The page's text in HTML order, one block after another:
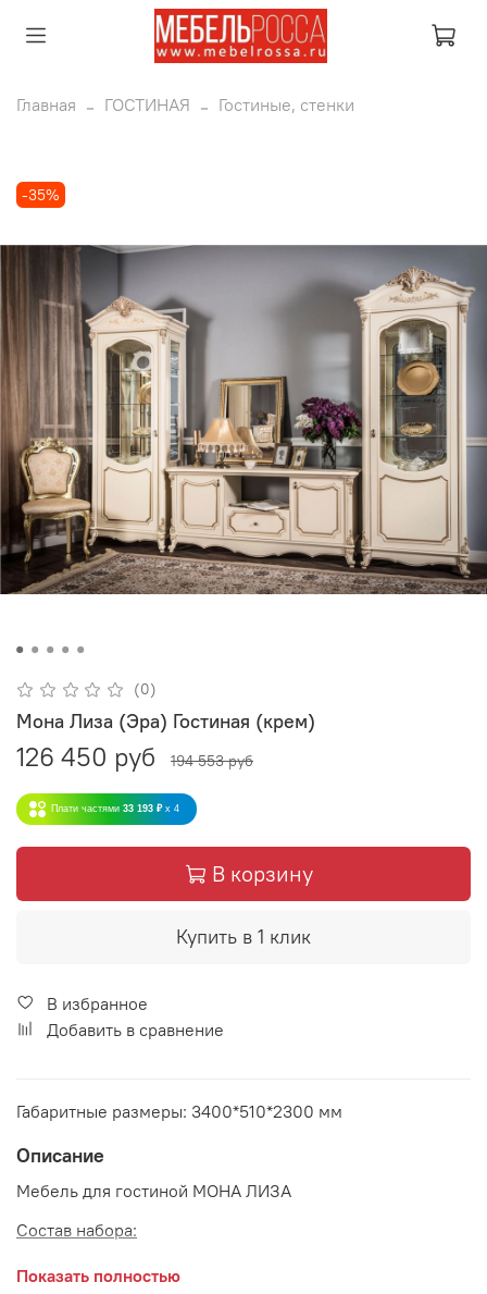
Главная ГОСТИНАЯ Гостиные, стенки
-35%
(0)
Мона Лиза (Эра) Гостиная (крем)
126 450 руб 194 553 руб
Плати частями 33 193 ₽ x 4
В корзину
Купить в 1 клик
В избранное
Добавить в сравнение
Габаритные размеры: 3400*510*2300 мм
Описание
Мебель для гостиной МОНА ЛИЗА
Состав набора:
Витрина правая 850*460*2300 мм
Показать полностью